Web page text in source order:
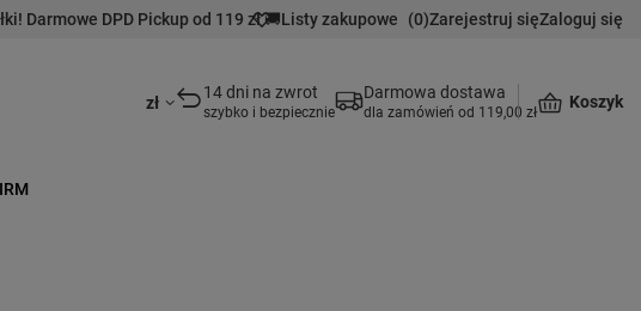
Darmowe DPD Pickup od 119 zł 🚚Listy zakupowe (0)Zarejestruj sięZaloguj się
zł 14 dni na zwrot
szybko i bezpiecznie
Darmowa dostawa
dla zamówień od 119,00 zł Koszyk